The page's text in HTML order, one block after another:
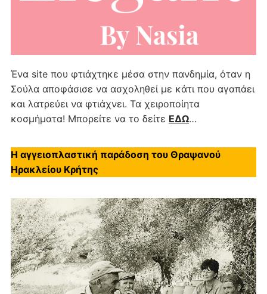
Ένα site που φτιάχτηκε μέσα στην πανδημία, όταν η
Σούλα αποφάσισε να ασχοληθεί με κάτι που αγαπάει
και λατρεύει να φτιάχνει. Τα χειροποίητα
κοσμήματα! Μπορείτε να το δείτε ΕΔΩ…
Η αγγειοπλαστική παράδοση του Θραψανού
Ηρακλείου Κρήτης